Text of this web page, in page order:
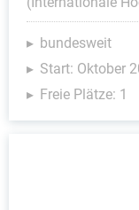
bundesweit
Start: Oktober
Freie Plätze: 1